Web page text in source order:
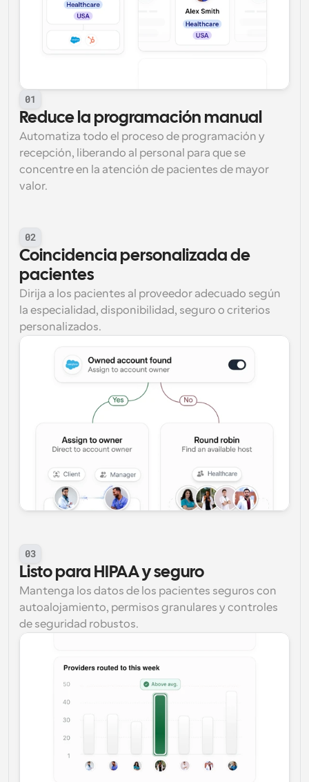
01
Reduce la programación manual
Automatiza todo el proceso de programación y
recepción, liberando al personal para que se
concentre en la atención de pacientes de mayor
valor.
02
Coincidencia personalizada de
pacientes
Dirija a los pacientes al proveedor adecuado según
la especialidad, disponibilidad, seguro o criterios
personalizados.
03
Listo para HIPAA y seguro
Mantenga los datos de los pacientes seguros con
autoalojamiento, permisos granulares y controles
de seguridad robustos.